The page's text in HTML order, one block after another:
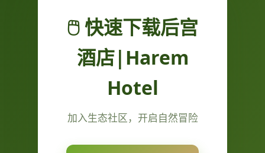
🖱️ 快速下载后宫
酒店|Harem
Hotel
加入生态社区，开启自然冒险